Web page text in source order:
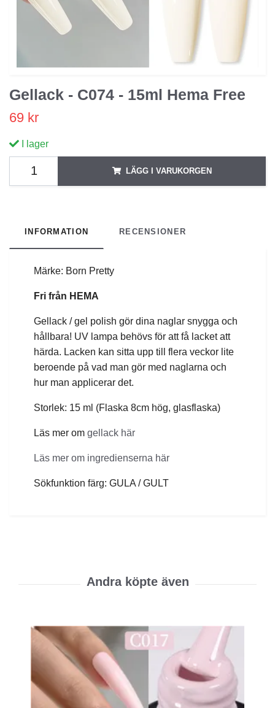
Gellack - C074 - 15ml Hema Free
69 kr
I lager
LÄGG I VARUKORGEN
INFORMATION RECENSIONER
Märke: Born Pretty
Fri från HEMA
Gellack / gel polish gör dina naglar snygga och
hållbara! UV lampa behövs för att få lacket att
härda. Lacken kan sitta upp till flera veckor lite
beroende på vad man gör med naglarna och
hur man applicerar det.
Storlek: 15 ml (Flaska 8cm hög, glasflaska)
Läs mer om gellack här
Läs mer om ingredienserna här
Sökfunktion färg: GULA / GULT